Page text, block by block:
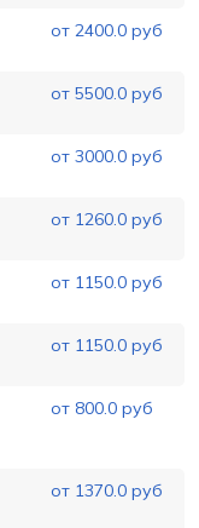
от 2400.0 руб
от 5500.0 руб
от 3000.0 руб
от 1260.0 руб
от 1150.0 руб
от 1150.0 руб
от 800.0 руб
от 1370.0 руб